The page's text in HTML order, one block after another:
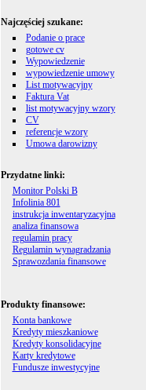
Najczęściej szukane:
Podanie o prace
gotowe cv
Wypowiedzenie
wypowiedzenie umowy
List motywacyjny
Faktura Vat
list motywacyjny wzory
CV
referencje wzory
Umowa darowizny
Przydatne linki:
Monitor Polski B
Infolinia 801
instrukcja inwentaryzacyjna
analiza finansowa
regulamin pracy
Regulamin wynagradzania
Sprawozdania finansowe
Produkty finansowe:
Konta bankowe
Kredyty mieszkaniowe
Kredyty konsolidacyjne
Karty kredytowe
Fundusze inwestycyjne